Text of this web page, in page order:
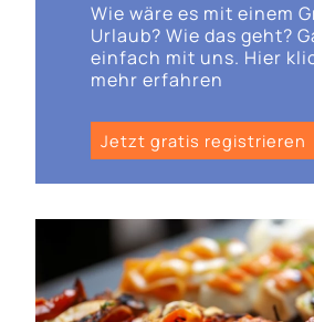
Wie wäre es mit einem
Urlaub? Wie das geht?
einfach mit uns. Hier
mehr erfahren
Jetzt gratis registrieren